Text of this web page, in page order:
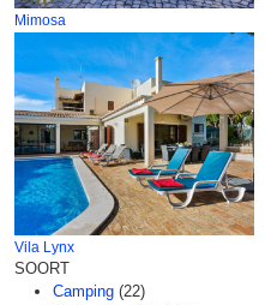
Mimosa
Vila Lynx
SOORT
Camping (22)